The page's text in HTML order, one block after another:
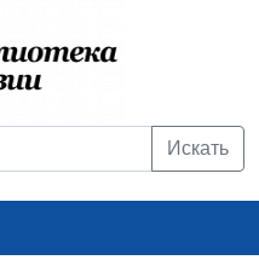
Искать